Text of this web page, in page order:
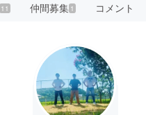
11 仲間募集 1 コメント